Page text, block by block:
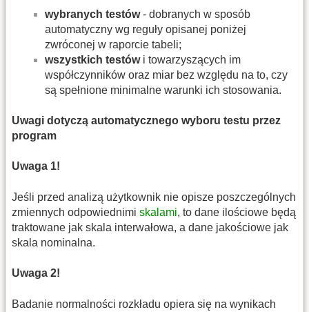
wybranych testów- dobranych w sposób
automatyczny wg reguły opisanej poniżej
zwróconej w raporcie tabeli;
wszystkich testówi towarzyszących im
współczynników oraz miar bez względu na to, czy
są spełnione minimalne warunki ich stosowania.
Uwagi dotyczą automatycznego wyboru testu przez
program
Uwaga 1!
Jeśli przed analizą użytkownik nie opisze poszczególnych
zmiennych odpowiednimi skalami, to dane ilościowe będą
traktowane jak skala interwałowa, a dane jakościowe jak
skala nominalna.
Uwaga 2!
Badanie normalności rozkładu opiera się na wynikach